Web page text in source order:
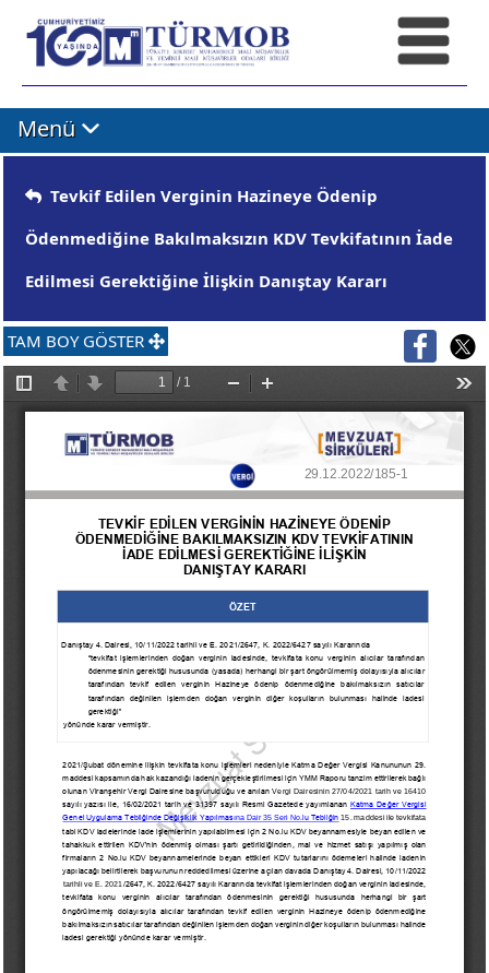
Menü
Tevkif Edilen Verginin Hazineye Ödenip
Ödenmediğine Bakılmaksızın KDV Tevkifatının İade
Edilmesi Gerektiğine İlişkin Danıştay Kararı
TAM BOY GÖSTER